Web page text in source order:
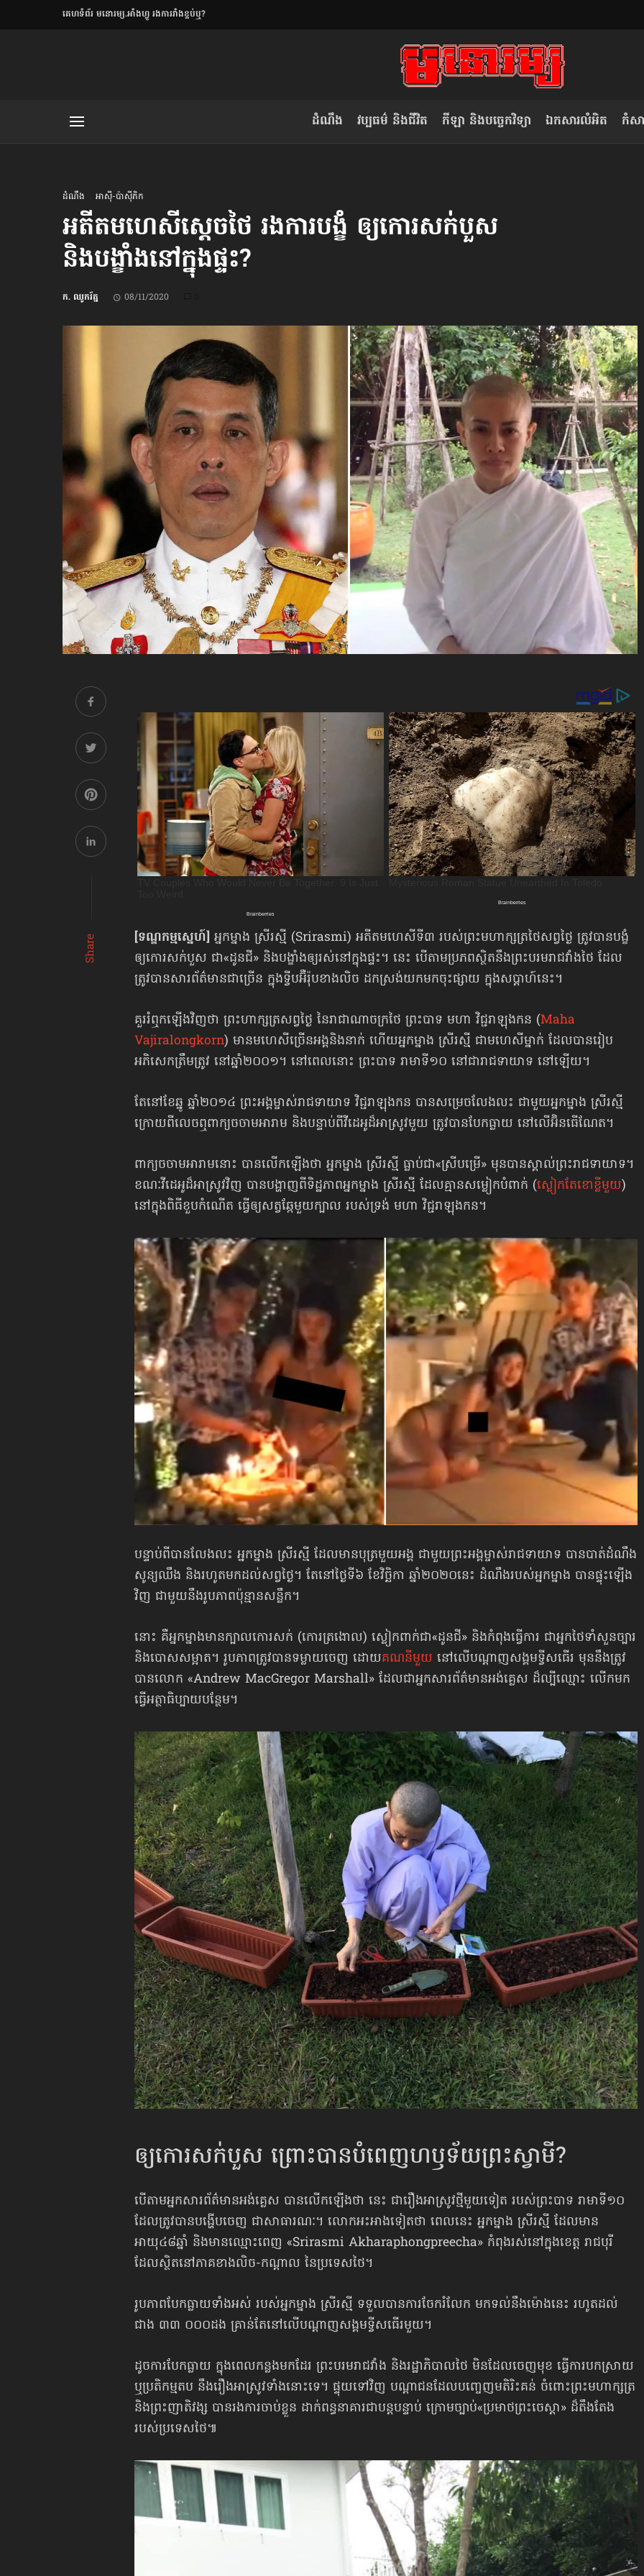
​គេហទំព័រ មនោរម្យ.អាំងហ្វូ រងការរាំងខ្ទប់ឬ?
ដំណឹង វប្បធម៌ និងជីវិត កីឡា និងបច្ចេកវិទ្យា ឯកសារលំអិត កំសា
ដំណឹង អាស៊ី-ប៉ាស៊ីភិក
អតីតមហេសីស្ដេចថៃ រងការបង្ខំ ឲ្យកោរសក់បួស
និងបង្ខាំង​នៅក្នុងផ្ទះ?
ក. ឈូករ័ត្ន 08/11/2020
Share [ទណ្ឌកម្មស្នេហ៍] អ្នកម្នាង ស្រីរស្មី (Srirasmi) អតីតមហេសីទី៣ របស់ព្រះមហាក្សត្រថៃសព្វថ្ងៃ ត្រូវបានបង្ខំ
ឲ្យកោរសក់បួស ជា«ដូនជី» និងបង្ខាំងឲ្យរស់នៅក្នុងផ្ទះ។ នេះ បើតាមប្រភពស្ថិតនឹងព្រះបរមរាជវាំងថៃ ដែល
ត្រូវបានសារព័ត៌មានជាច្រើន ក្នុងទ្វីបអ៊ឺរ៉ុបខាងលិច ដកស្រង់យកមកចុះផ្សាយ ក្នុងសប្ដាហ៍នេះ។
គួររំឮកឡើងវិញថា ព្រះហាក្សត្រសព្វថ្ងៃ នៃរាជាណាចក្រថៃ ព្រះបាទ មហា វិជ្ជរាឡុងកន (Maha
Vajiralongkorn) មានមហេសីច្រើនអង្គនិងនាក់ ហើយអ្នកម្នាង ស្រីរស្មី ជាមហេសីម្នាក់ ដែលបានរៀប
អភិសេកត្រឹមត្រូវ នៅឆ្នាំ២០០១។ នៅពេលនោះ ព្រះបាទ រាមាទី១០ នៅជារាជទាយាទ នៅឡើយ។
តែនៅខែឆ្នូ ឆ្នាំ២០១៤ ព្រះអង្គម្ចាស់រាជទាយាទ វិជ្ជរាឡុងកន បានសម្រេចលែងលះ ជាមួយអ្នកម្នាង ស្រីរស្មី
ក្រោយពីលេចឮពាក្យចចាមអារាម និងបន្ទាប់ពីវីដេអូ​ដ៏អាស្រូវ​មួយ ត្រូវបានបែកធ្លាយ នៅលើអ៊ិនធើណែត។
ពាក្យចចាមអារាមនោះ បានលើកឡើងថា អ្នកម្នាង ស្រីរស្មី ធ្លាប់ជា«ស្រីបម្រើ» មុនបាន​ស្គាល់​ព្រះរាជទាយាទ។
ខណៈវីដេអូដ៏អាស្រូវវិញ បានបង្ហាញ​ពីទិដ្ឋភាពអ្នកម្នាង ស្រីរស្មី ដែល​គ្មាន​សម្លៀកបំពាក់ (ស្លៀកតែខោខ្លីមួយ)
នៅក្នុងពិធីខួបកំណើត ធ្វើឲ្យសត្វឆ្កែ​មួយក្បាល របស់ទ្រង់ មហា វិជ្ជរាឡុងកន។
បន្ទាប់ពីបានលែងលះ អ្នកម្នាង ស្រីរស្មី ដែលមានបុត្រមួយអង្គ ជាមួយព្រះអង្គម្ចាស់​រាជទាយាទ បានបាត់ដំណឹង
សូន្យឈឹង និងរហូតមកដល់សព្វថ្ងៃ។ តែនៅថ្ងៃទី៦ ខែវិច្ឆិកា ឆ្នាំ២០២០នេះ ដំណឹងរបស់អ្នកម្នាង បានផ្ទុះឡើង
វិញ ជាមួយនឹងរូបភាពប៉ុន្មានសន្លឹក។
នោះ គឺអ្នកម្នាងមានក្បាលកោរសក់ (កោរត្រងោល) ស្លៀកពាក់ជា«ដូនជី» និងកំពុង​ធ្វើការ ជាអ្នកថៃទាំសួនច្បារ
និងបោសសម្អាត។ រូបភាពត្រូវបានទម្លាយចេញ ដោយ​គណនីមួយ នៅលើ​បណ្ដាញសង្គមទ្វីសធើរ មុននឹងត្រូវ
បានលោក «Andrew MacGregor Marshall» ដែលជា​អ្នកសារព័ត៌មាន​អង់គ្លេស ដ៏ល្បីឈ្មោះ លើកមក
ធ្វើ​អត្ថាធិប្បាយ​បន្ថែម។
ឲ្យកោរសក់បួស ព្រោះបានបំពេញ​ហឫទ័យ​ព្រះស្វាមី?
បើតាមអ្នកសារព័ត៌មានអង់គ្លេស បានលើកឡើងថា នេះ ជារឿងអាស្រូវថ្មីមួយទៀត របស់ព្រះបាទ រាមាទី១០
ដែលត្រូវបានបង្ហើបចេញ ជាសាធារណៈ។ លោកអះអាងទៀតថា ពេលនេះ អ្នកម្នាង ស្រីរស្មី ដែលមាន
អាយុ៤៨ឆ្នាំ និងមានឈ្មោះពេញ «Srirasmi Akharaphongpreecha» កំពុងរស់នៅក្នុងខេត្ត រាជបុរី
ដែលស្ថិតនៅភាគ​ខាងលិច-​កណ្ដាល នៃប្រទេសថៃ។
រូបភាពបែកធ្លាយ​ទាំងអស់ របស់អ្នកម្នាង ស្រីរស្មី ទទួលបានការចែករំលែក មកទល់​នឹងម៉ោងនេះ រហូតដល់
ជាង ៣៣ ០០០ដង គ្រាន់តែនៅលើបណ្ដាញសង្គមទ្វីសធើរមួយ។
ដូចការបែកធ្លាយ ក្នុងពេលកន្លងមកដែរ ព្រះបរមរាជវាំង និងរដ្ឋាភិបាលថៃ មិនដែល​ចេញមុខ ធ្វើការបកស្រាយ
ឬប្រតិកម្មតប នឹងរឿងអាស្រូវទាំងនោះទេ។ ផ្ទុយទៅវិញ បណ្ដាជន​ដែលបញ្ចេញមតិរិះគន់ ចំពោះព្រះមហាក្សត្រ
និងព្រះញាតិវង្ស បានរង​ការចាប់​ខ្លួន ដាក់​ពន្ធនាគារជាបន្តបន្ទាប់ ក្រោមច្បាប់​«ប្រមាថព្រះចេស្ដា» ដ៏តឹងតែង
របស់​ប្រទេស​ថៃ៕
ត៖ «កាមតណ្ហា​ លិខិតប្រិយមិត្ត៖ «អំពីទោសៈ»
វៀតណាម ក្នុង​ការប្តូរ​មេដឹកនាំ របស់​
ខ្លួន
ខឹម វាសនា ថា«ស្រី
ប្រពៃណី​«ដេញប្រុស»
ថើបមាត់ ៖ ក្រុមកីឡាការិនី​
ផ្អាកលេង​​បើប្រធានសហព័ន្ធ​
មិនលាឈប់